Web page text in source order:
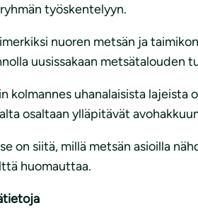
työskentelyyn.
nuoren metsän ja
uusissakaan metsätalouden
kolmannes uhanalaisista
osaltaan ylläpitävät
on siitä, millä metsän asioilla
huomauttaa.